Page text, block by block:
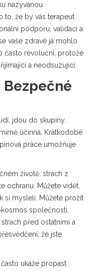
nazývanou
to, že by vás terapeut
podporu, validaci a
vaše zdravé já mohlo
často revoluční, protože
a neodsuzující.
jdou do skupiny.
účinná. Krátkodobé
práce umožňuje
životě: strach z
ochranu. Můžete vidět,
si mysleli. Můžete prožít
společnosti.
před ostatními a
že jste
ukáže propast